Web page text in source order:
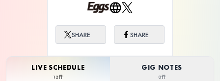
SHARE SHARE
LIVE SCHEDULE
12件
GIG NOTES
0件